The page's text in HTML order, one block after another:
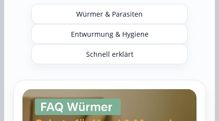
Würmer & Parasiten
Entwurmung & Hygiene
Schnell erklärt